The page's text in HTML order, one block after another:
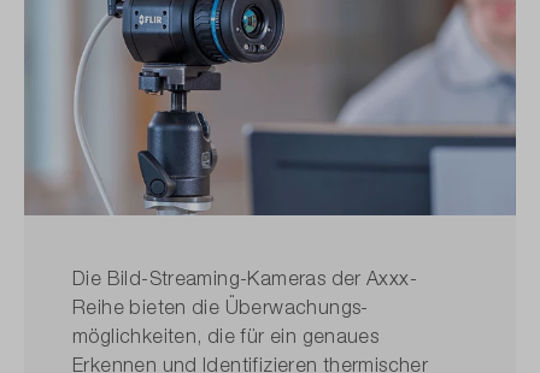
Die Bild-Streaming-Kameras der Axxx-
Reihe bieten die Überwachungs­
möglichkeiten, die für ein genaues
Erkennen und Identifizieren thermischer